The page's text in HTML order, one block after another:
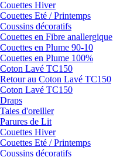
Couettes Hiver
Couettes Eté / Printemps
Coussins décoratifs
Couettes en Fibre anallergique
Couettes en Plume 90-10
Couettes en Plume 100%
Coton Lavé TC150
Retour au Coton Lavé TC150
Coton Lavé TC150
Draps
Taies d'oreiller
Parures de Lit
Couettes Hiver
Couettes Eté / Printemps
Coussins décoratifs